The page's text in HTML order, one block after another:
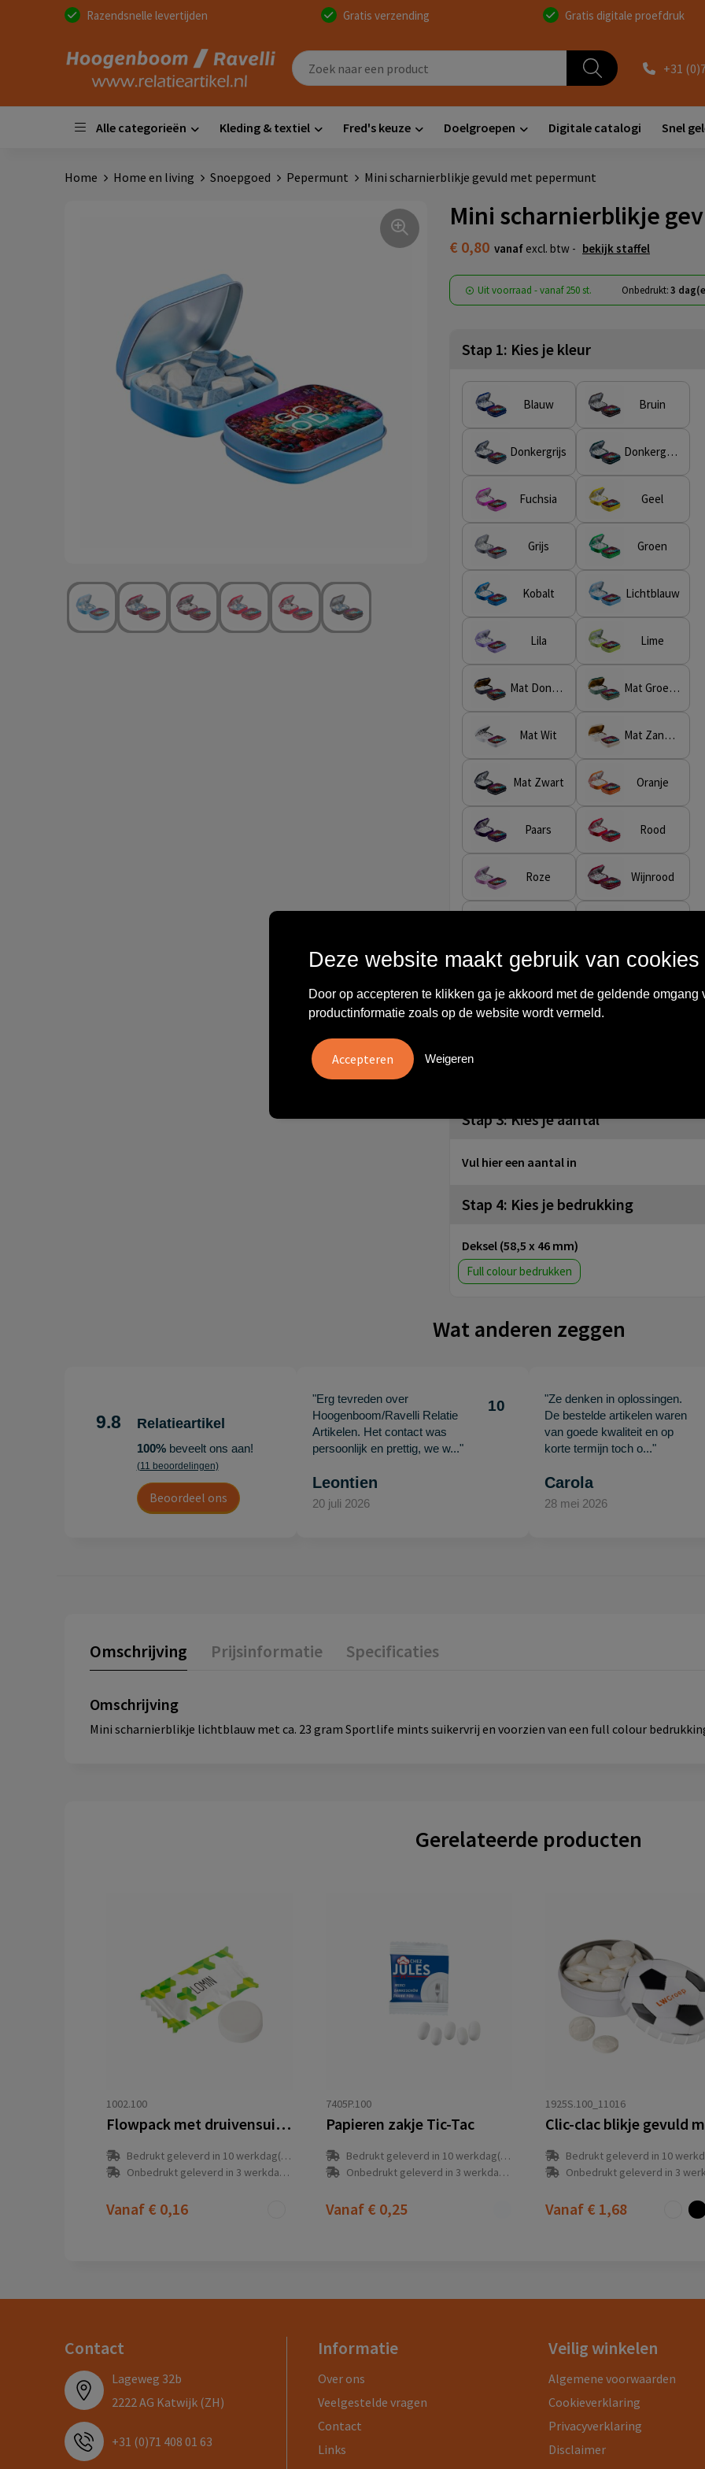
Razendsnelle levertijden Gratis verzending Gratis digitale proefdruk
+31
Alle categorieën Kleding & textiel Fred's keuze Doelgroepen Digitale catalogi Snel
Home Home en living Snoepgoed Pepermunt Mini scharnierblikje gevuld met pepermunt
Mini scharnierblikje
€ 0,80 vanaf excl. btw - bekijk staffel
Uit voorraad -vanaf250 st. Onbedrukt:3
Stap 1: Kies je kleur
Blauw Bruin
Donkergrijs Donkergroen
Fuchsia Geel
Grijs Groen
Kobalt Lichtblauw
Lila Lime
Mat Donkerblauw/Goud Mat Groen/Goud
Mat Wit Mat Zand/Goud
Mat Zwart Oranje
Paars Rood
Roze Wijnrood
Goud Zilver
Stap 3: Kies je aantal
Vul hier een aantal in
Stap 4: Kies je bedrukking
Deksel (58,5 x 46 mm)
Full colour
Wat anderen zeggen
9.8 Relatieartikel
100%beveelt ons aan!
(11 beoordelingen)
Beoordeel ons
"Erg tevreden over
Hoogenboom/Ravelli Relatie
Artikelen. Het contact was
persoonlijk en prettig, we w..."
10
Leontien
20 juli 2026
"Ze denken in oplossingen.
De bestelde artikelen waren
van goede kwaliteit en op
korte termijn toch o..."
Carola
28 mei 2026
Omschrijving Prijsinformatie Specificaties
Omschrijving
Mini scharnierblikje lichtblauw met ca. 23 gram Sportlife mints suikervrij en voorzien van een full colour
Gerelateerde producten
1002.100
Flowpack met druivensuiker pepermunt
Bedrukt geleverd in 10 werkdag(en)
Onbedrukt geleverd in 3 werkdag(en)
Vanaf € 0,16
7405P.100
Papieren zakje Tic-Tac
Bedrukt geleverd in 10 werkdag(en)
Onbedrukt geleverd in 3 werkdag(en)
Vanaf € 0,25
1925S.100_11016
Bedrukt geleverd in 10
Onbedrukt geleverd in 3
Vanaf € 1,68
Contact
Lageweg 32b
2222 AG Katwijk (ZH)
+31 (0)71 408 01 63
Informatie
Over ons
Veelgestelde vragen
Contact
Links
Veilig winkelen
Algemene voorwaarden
Cookieverklaring
Privacyverklaring
Disclaimer
Deze website maakt gebruik van cookies
Door op accepteren te klikken ga je akkoord met de geldende omgang
productinformatie zoals op de website wordt vermeld.
Weigeren